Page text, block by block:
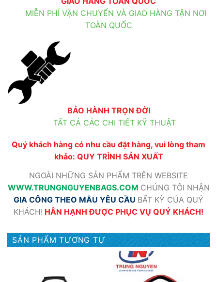
MIỄN PHÍ VẬN CHUYỂN VÀ GIAO HÀNG TẬN NƠI
TOÀN QUỐC
BẢO HÀNH TRỌN ĐỜI
TẤT CẢ CÁC CHI TIẾT KỸ THUẬT
Quý khách hàng có nhu cầu đặt hàng, vui lòng tham
khảo: QUY TRÌNH SẢN XUẤT
NGOÀI NHỮNG SẢN PHẨM TRÊN WEBSITE
WWW.TRUNGNGUYENBAGS.COM CHÚNG TÔI NHẬN
GIA CÔNG THEO MẪU YÊU CẦU BẤT KỲ CỦA QUÝ
KHÁCH! HÂN HẠNH ĐƯỢC PHỤC VỤ QUÝ KHÁCH!
SẢN PHẨM TƯƠNG TỰ